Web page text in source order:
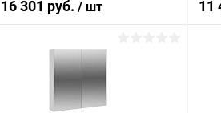
16 301 руб. / шт
В корзину
11